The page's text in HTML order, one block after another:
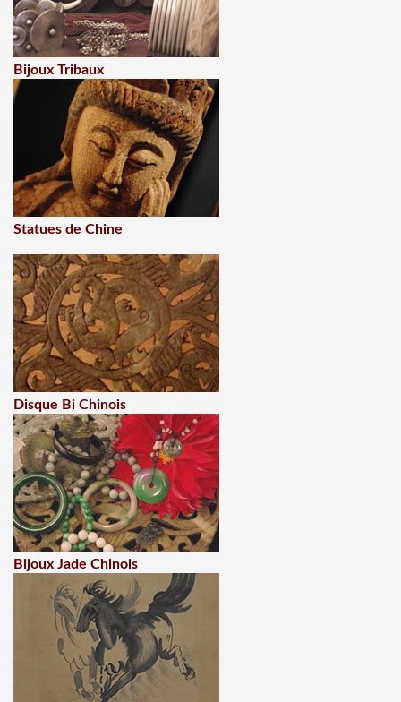
Bijoux Tribaux
Statues de Chine
Disque Bi Chinois
Bijoux Jade Chinois